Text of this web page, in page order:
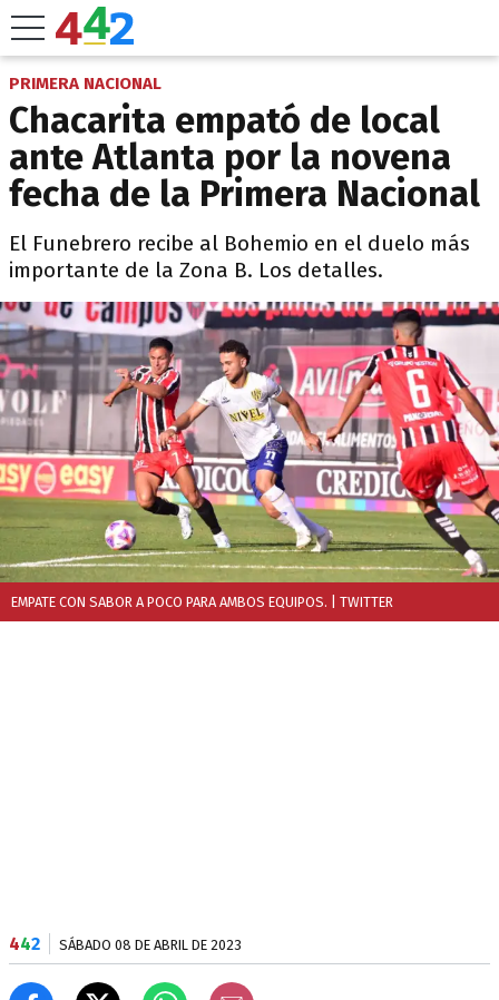
PRIMERA NACIONAL
Chacarita empató de local
ante Atlanta por la novena
fecha de la Primera Nacional
El Funebrero recibe al Bohemio en el duelo más
importante de la Zona B. Los detalles.
EMPATE CON SABOR A POCO PARA AMBOS EQUIPOS. | TWITTER
442 SÁBADO 08 DE ABRIL DE 2023